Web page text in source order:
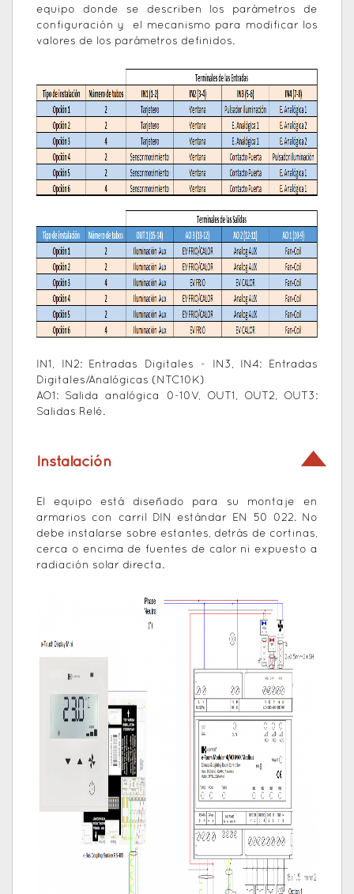
equipo donde se describen los parámetros de
configuración y el mecanismo para modificar los
valores de los parámetros definidos.
IN1, IN2: Entradas Digitales - IN3, IN4: Entradas
Digitales/Analógicas (NTC10K)
AO1: Salida analógica 0-10V, OUT1, OUT2, OUT3:
Salidas Relé.
Instalación
El equipo está diseñado para su montaje en
armarios con carril DIN estándar EN 50 022. No
debe instalarse sobre estantes, detrás de cortinas,
cerca o encima de fuentes de calor ni expuesto a
radiación solar directa.